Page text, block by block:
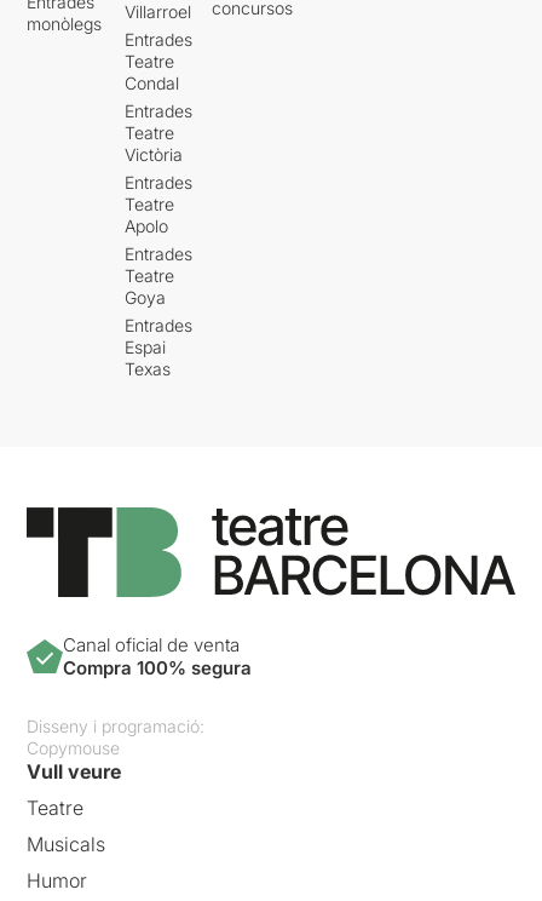
monòlegs
Villarroel
Entrades
Teatre
Condal
Entrades
Teatre
Victòria
Entrades
Teatre
Apolo
Entrades
Teatre
Goya
Entrades
Espai
Texas
concursos
Canal oficial de venta
Compra 100% segura
Disseny i programació:
Copymouse
Vull veure
Teatre
Musicals
Humor